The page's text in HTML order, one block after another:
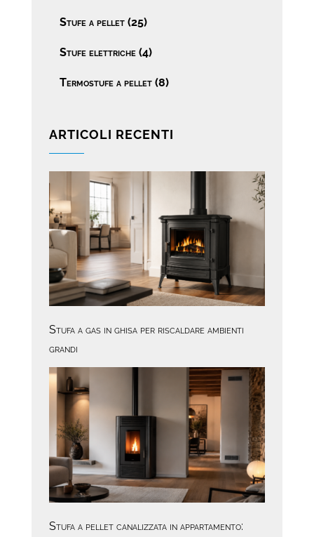
Stufe a pellet (25)
Stufe elettriche (4)
Termostufe a pellet (8)
ARTICOLI RECENTI
Stufa a gas in ghisa per riscaldare ambienti
grandi
Stufa a pellet canalizzata in appartamento: